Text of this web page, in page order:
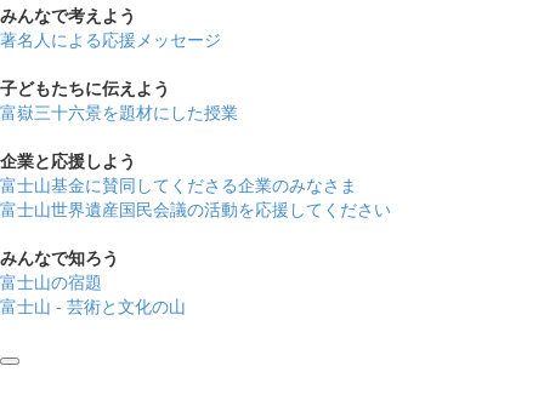
みんなで考えよう
著名人による応援メッセージ
子どもたちに伝えよう
富嶽三十六景を題材にした授業
企業と応援しよう
富士山基金に賛同してくださる企業のみなさま
富士山世界遺産国民会議の活動を応援してください
みんなで知ろう
富士山の宿題
富士山 - 芸術と文化の山